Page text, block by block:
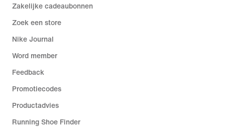
Zakelijke cadeaubonnen
Zoek een store
Nike Journal
Word member
Feedback
Promotiecodes
Productadvies
Running Shoe Finder